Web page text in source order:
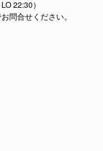
22:30）
問合せください。